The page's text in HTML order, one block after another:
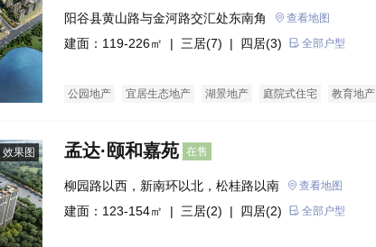
阳谷县黄山路与金河路交汇处东南角 查看地图
建面：119-226㎡ | 三居(7) | 四居(3) 全部户型
公园地产 宜居生态地产 湖景地产 庭院式住宅 教育地产
效果图 孟达·颐和嘉苑 在售
柳园路以西，新南环以北，松桂路以南 查看地图
建面：123-154㎡ | 三居(2) | 四居(2) 全部户型